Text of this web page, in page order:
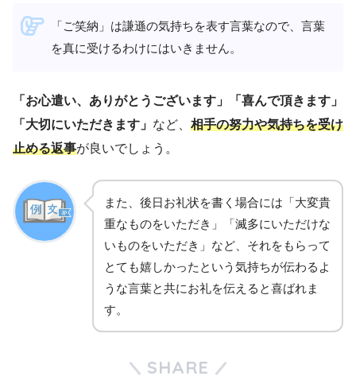
「ご笑納」は謙遜の気持ちを表す言葉なので、言葉
を真に受けるわけにはいきません。
「お心遣い、ありがとうございます」「喜んで頂きます」
「大切にいただきます」 など、 相手の努力や気持ちを受け
止める返事が良いでしょう。
また、後日お礼状を書く場合には「大変貴
重なものをいただき」「滅多にいただけな
いものをいただき」など、それをもらって
とても嬉しかったという気持ちが伝わるよ
うな言葉と共にお礼を伝えると喜ばれま
す。
SHARE